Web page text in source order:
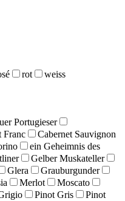
rot weiss
Portugieser
Franc
Cabernet Sauvignon
ein Geheimnis des
Gelber Muskateller
Glera
Grauburgunder
Merlot
Moscato
Pinot Gris
Pinot